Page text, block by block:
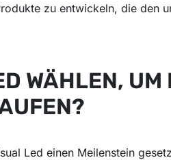
zu entwickeln, die den
WÄHLEN,
Led einen Meilenstein